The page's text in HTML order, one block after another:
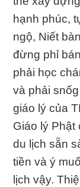
hạnh phúc,
ngộ, Niết
đừng phỉ
phải học
và phải
giáo lý của
Giáo lý Phật
du lịch sẵn
tiền và ý
lịch vậy.